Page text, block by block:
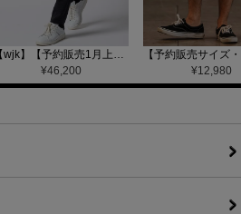
【wjk】【予約販売1月上旬～中旬入荷】function knit easy slacks(jacquard check) ニットイージーパンツ(504 mw08j)
¥46,200 ¥12,980